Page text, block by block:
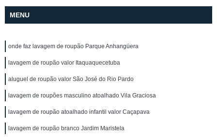
MENU
onde faz lavagem de roupão Parque Anhangüera
lavagem de roupão valor Itaquaquecetuba
aluguel de roupão valor São José do Rio Pardo
lavagem de roupões masculino atoalhado Vila Graciosa
lavagem de roupão atoalhado infantil valor Caçapava
lavagem de roupão branco Jardim Maristela